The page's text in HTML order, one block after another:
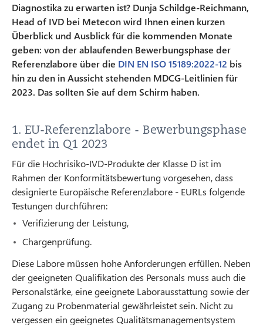
Diagnostika zu erwarten ist? Dunja Schildge-Reichmann,
Head of IVD bei Metecon wird Ihnen einen kurzen
Überblick und Ausblick für die kommenden Monate
geben: von der ablaufenden Bewerbungsphase der
Referenzlabore über die DIN EN ISO 15189:2022-12 bis
hin zu den in Aussicht stehenden MDCG-Leitlinien für
2023. Das sollten Sie auf dem Schirm haben.
1. EU-Referenzlabore - Bewerbungsphase
endet in Q1 2023
Für die Hochrisiko-IVD-Produkte der Klasse D ist im
Rahmen der Konformitätsbewertung vorgesehen, dass
designierte Europäische Referenzlabore - EURLs folgende
Testungen durchführen:
Verifizierung der Leistung,
Chargenprüfung.
Diese Labore müssen hohe Anforderungen erfüllen. Neben
der geeigneten Qualifikation des Personals muss auch die
Personalstärke, eine geeignete Laborausstattung sowie der
Zugang zu Probenmaterial gewährleistet sein. Nicht zu
vergessen ein geeignetes Qualitätsmanagementsystem